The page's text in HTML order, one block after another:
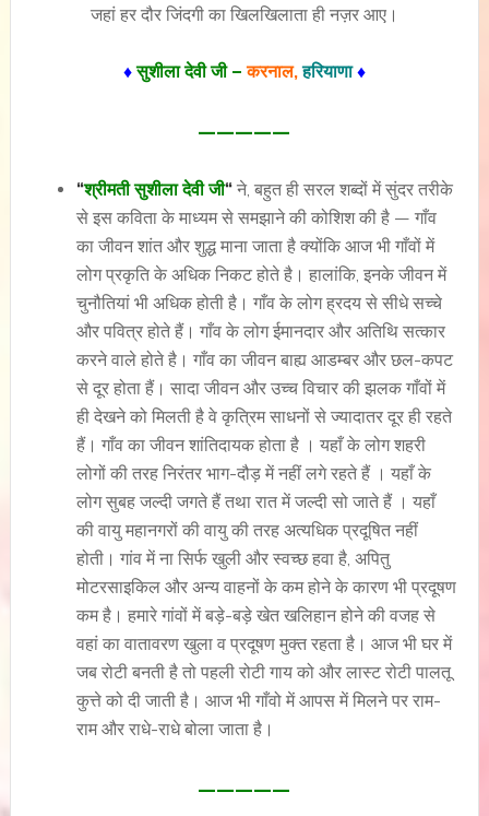
जहां हर दौर जिंदगी का खिलखिलाता ही नज़र आए।
♦सुशीला देवी जी –करनाल,हरियाणा ♦
—————
“श्रीमती सुशीला देवी जी“ने, बहुत ही सरल शब्दों में सुंदर तरीके
से इस कविता के माध्यम से समझाने की कोशिश की है — गाँव
का जीवन शांत और शुद्ध माना जाता है क्योंकि आज भी गाँवों में
लोग प्रकृति के अधिक निकट होते है। हालांकि, इनके जीवन में
चुनौतियां भी अधिक होती है। गाँव के लोग ह्रदय से सीधे सच्चे
और पवित्र होते हैं। गाँव के लोग ईमानदार और अतिथि सत्कार
करने वाले होते है। गाँव का जीवन बाह्य आडम्बर और छल-कपट
से दूर होता हैं। सादा जीवन और उच्च विचार की झलक गाँवों में
ही देखने को मिलती है वे कृत्रिम साधनों से ज्यादातर दूर ही रहते
हैं। गाँव का जीवन शांतिदायक होता है । यहाँ के लोग शहरी
लोगों की तरह निरंतर भाग-दौड़ में नहीं लगे रहते हैं । यहाँ के
लोग सुबह जल्दी जगते हैं तथा रात में जल्दी सो जाते हैं । यहाँ
की वायु महानगरों की वायु की तरह अत्यधिक प्रदूषित नहीं
होती। गांव में ना सिर्फ खुली और स्वच्छ हवा है, अपितु
मोटरसाइकिल और अन्य वाहनों के कम होने के कारण भी प्रदूषण
कम है। हमारे गांवों में बड़े-बड़े खेत खलिहान होने की वजह से
वहां का वातावरण खुला व प्रदूषण मुक्त रहता है। आज भी घर में
जब रोटी बनती है तो पहली रोटी गाय को और लास्ट रोटी पालतू
कुत्ते को दी जाती है। आज भी गाँवो में आपस में मिलने पर राम-
राम और राधे-राधे बोला जाता है।
—————